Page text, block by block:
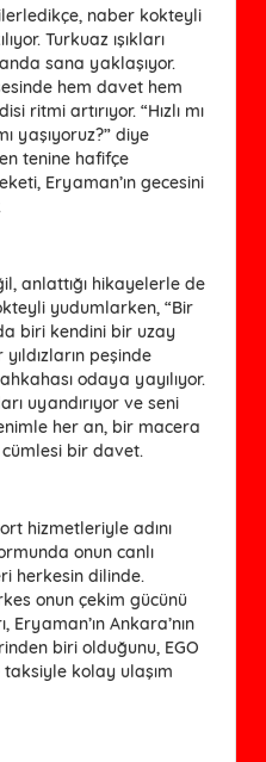
naber kokteyli
Turkuaz ışıkları
sana yaklaşıyor.
hem davet hem
ritmi artırıyor. “Hızlı mı
yaşıyoruz?” diye
tenine hafifçe
Eryaman’ın gecesini
anlattığı hikayelerle de
yudumlarken, “Bir
biri kendini bir uzay
peşinde
odaya yayılıyor.
uyandırıyor ve seni
her an, bir macera
cümlesi bir davet.
hizmetleriyle adını
onun canlı
herkesin dilinde.
onun çekim gücünü
Ankara’nın
biri olduğunu, EGO
kolay ulaşım